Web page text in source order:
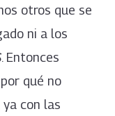
otros que se
ni a los
. Entonces
qué no
ya con las